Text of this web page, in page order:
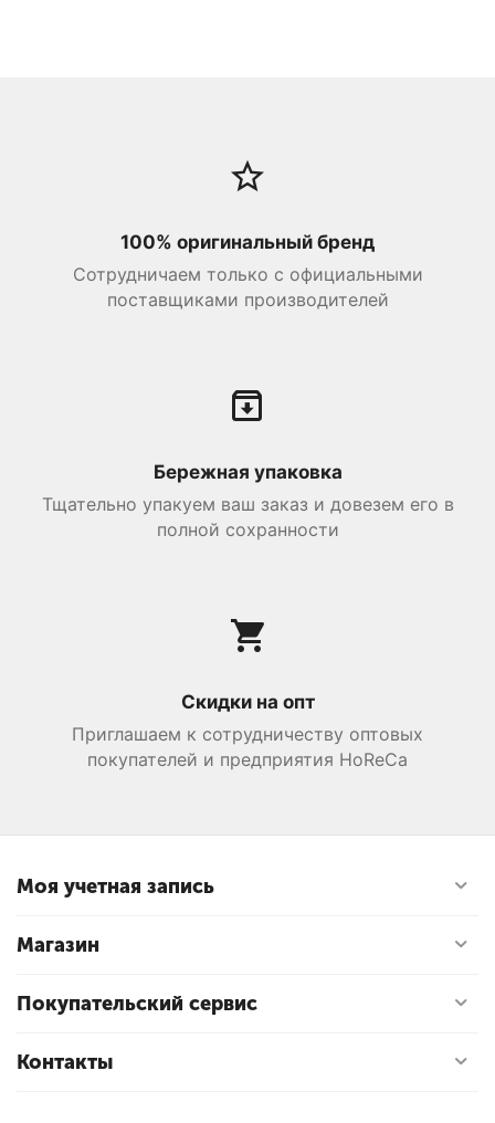
100% оригинальный бренд
Сотрудничаем только с официальными
поставщиками производителей
Бережная упаковка
Тщательно упакуем ваш заказ и довезем его в
полной сохранности
Скидки на опт
Приглашаем к сотрудничеству оптовых
покупателей и предприятия HoReCa
Моя учетная запись
Магазин
Покупательский сервис
Контакты